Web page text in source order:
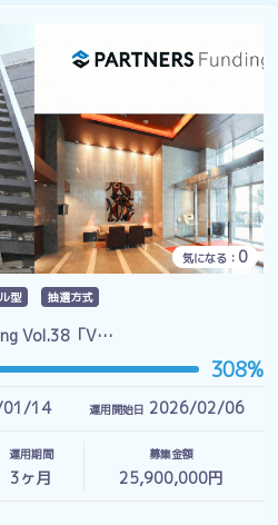
気になる： 0
型 抽選方式
Vol.38「V…
308%
14 運用開始日 2026/02/06
運用期間
3ヶ月
募集金額
25,900,000円